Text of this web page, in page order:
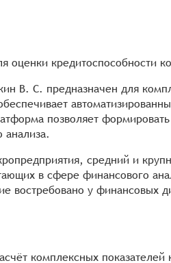
оценки кредитоспособности
В. С. предназначен для
позволяет
средний и
в сфере финансового
востребовано у финансовых
комплексных